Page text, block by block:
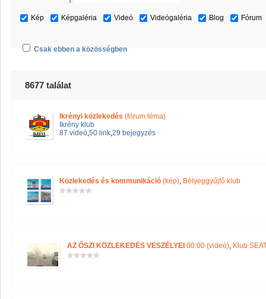
Kép Képgaléria Videó Videógaléria Blog Fórum
Csak ebben a közösségben
8677 találat
Ikrényi közlekedés (fórum téma)
Ikrény klub
87 videó,50 link,29 bejegyzés
Közlekedés és kommunikáció (kép), Bélyeggyűjtő klub
AZ ŐSZI KÖZLEKEDÉS VESZÉLYEI 00:00 (videó), Klub